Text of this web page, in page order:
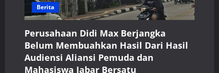
Berita
Perusahaan Didi Max Berjangka
Belum Membuahkan Hasil Dari Hasil
Audiensi Aliansi Pemuda dan
Mahasiswa Jabar Bersatu